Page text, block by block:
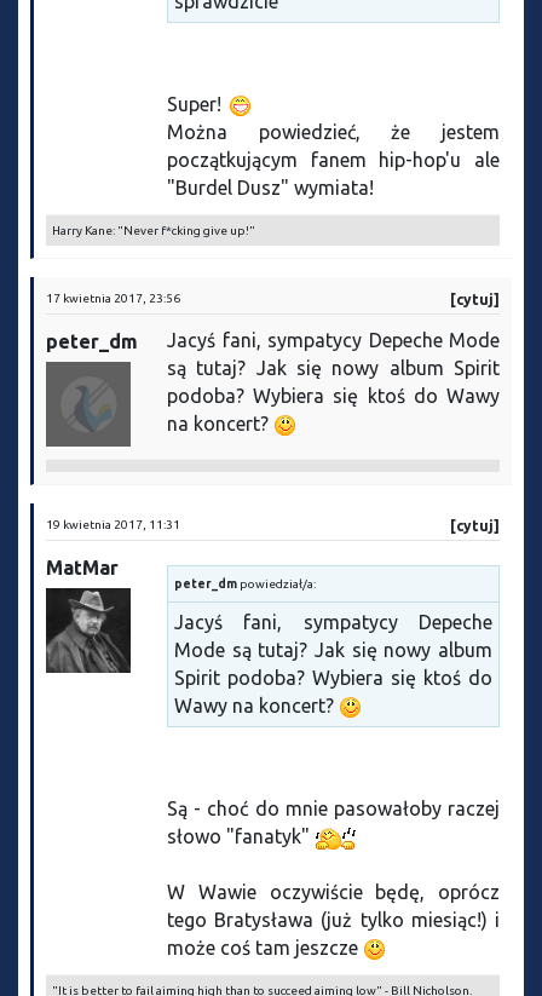
Super!
Można powiedzieć, że jestem
początkującym fanem hip-hop'u ale
"Burdel Dusz" wymiata!
Harry Kane: "Never f*cking give up!"
17 kwietnia 2017, 23:56 [cytuj]
peter_dm
Jacyś fani, sympatycy Depeche Mode
są tutaj? Jak się nowy album Spirit
podoba? Wybiera się ktoś do Wawy
na koncert?
19 kwietnia 2017, 11:31 [cytuj]
MatMar
peter_dm powiedział/a:
Jacyś fani, sympatycy Depeche
Mode są tutaj? Jak się nowy album
Spirit podoba? Wybiera się ktoś do
Wawy na koncert?
Są - choć do mnie pasowałoby raczej
słowo "fanatyk"
W Wawie oczywiście będę, oprócz
tego Bratysława (już tylko miesiąc!) i
może coś tam jeszcze
"It is better to fail aiming high than to succeed aiming low" - Bill Nicholson.